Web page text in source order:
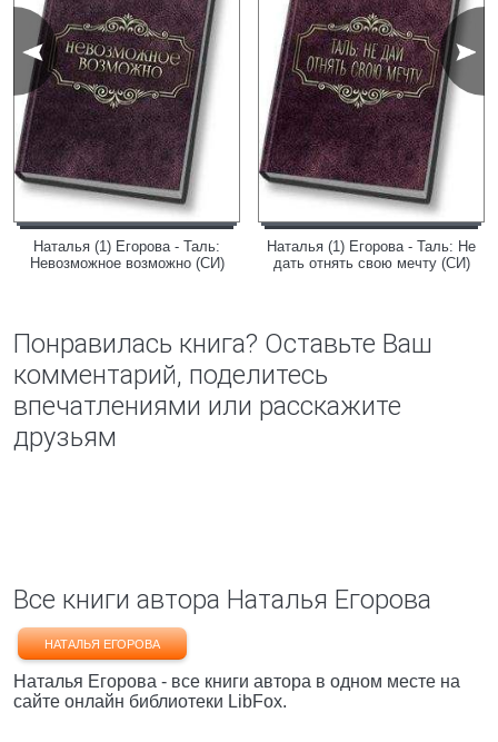
Наталья (1) Егорова - Таль:
Невозможное возможно (СИ)
Наталья (1) Егорова - Таль: Не
дать отнять свою мечту (СИ)
Понравилась книга? Оставьте Ваш
комментарий, поделитесь
впечатлениями или расскажите
друзьям
Все книги автора Наталья Егорова
НАТАЛЬЯ ЕГОРОВА
Наталья Егорова - все книги автора в одном месте на
сайте онлайн библиотеки LibFox.